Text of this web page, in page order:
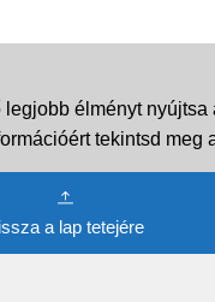
élményt
tekintsd meg
a lap tetejére